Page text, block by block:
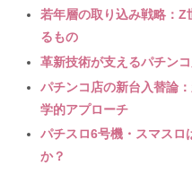
若年層の取り込み戦略：Z
るもの
革新技術が支えるパチン
パチンコ店の新台入替論
学的アプローチ
パチスロ6号機・スマスロ
か？